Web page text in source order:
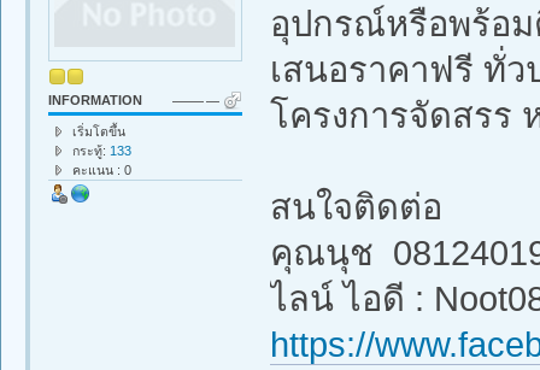
INFORMATION
เริ่มโตขึ้น
กระทู้: 133
คะแนน : 0
อุปกรณ์หรือพร้อม
เสนอราคาฟรี ทั่
โครงการจัดสรร
สนใจติดต่อ
คุณนุช
ไลน์ ไอดี :
https://